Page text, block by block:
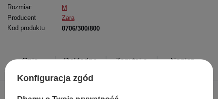
Rozmiar:
M
Producent
Zara
Kod produktu
0706/300/800
Opis
Dokładne
Zapytaj o
Napisz
Konfiguracja zgód